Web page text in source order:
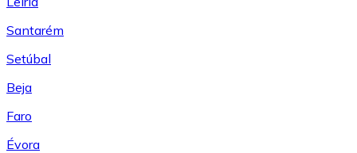
Santarém
Setúbal
Beja
Faro
Évora